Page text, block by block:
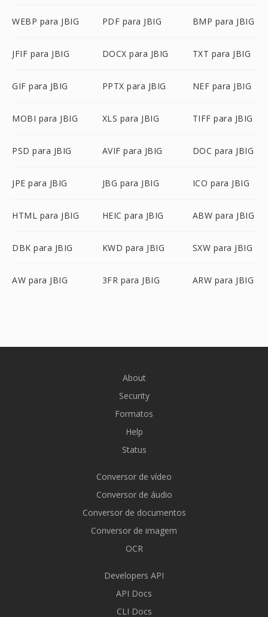
WEBP para JBIG PDF para JBIG BMP para JBIG
JFIF para JBIG DOCX para JBIG TXT para JBIG
GIF para JBIG PPTX para JBIG NEF para JBIG
MOBI para JBIG XLS para JBIG TIFF para JBIG
PSD para JBIG AVIF para JBIG DOC para JBIG
JPE para JBIG JBG para JBIG ICO para JBIG
HTML para JBIG HEIC para JBIG ABW para JBIG
DBK para JBIG KWD para JBIG SXW para JBIG
AW para JBIG 3FR para JBIG ARW para JBIG
About
Security
Formatos
Help
Status
Conversor de vídeo
Conversor de áudio
Conversor de documentos
Conversor de imagem
OCR
Developers API
API Docs
CLI Docs